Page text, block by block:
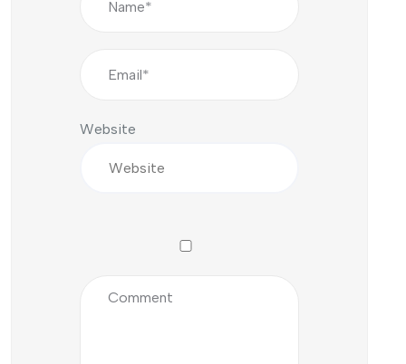
Website